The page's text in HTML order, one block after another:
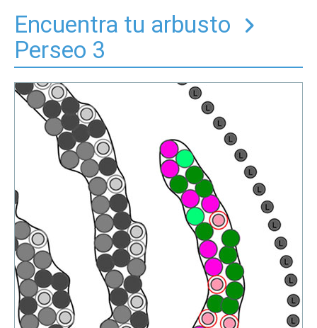
Encuentra tu arbusto
Perseo 3